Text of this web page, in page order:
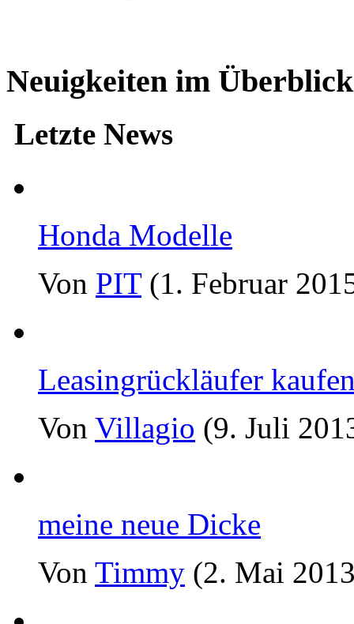
Neuigkeiten im Überblick
Letzte News
Honda Modelle
Von PIT (1. Februar
Leasingrückläufer
Von Villagio (9. Juli
meine neue Dicke
Von Timmy (2. Mai